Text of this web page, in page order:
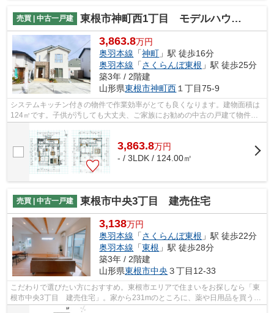
売買 | 中古一戸建 東根市神町西1丁目 モデルハウスNo14
3,863.8万円
奥羽本線 「神町 」駅 徒歩16分
奥羽本線 「さくらんぼ東根 」駅 徒歩25分
築3年 / 2階建
山形県東根市神町西 １丁目75-9
システムキッチン付きの物件で作業効率がとても良くなります。建物面積は
124㎡です。子供が汚しても大丈夫、ご家族にお勧めの中古の戸建て物件で
新しい暮らしを。IHキッチン付きの物件...
3,863.8万円
- / 3LDK / 124.00㎡
売買 | 中古一戸建 東根市中央3丁目 建売住宅
3,138万円
奥羽本線 「さくらんぼ東根 」駅 徒歩22分
奥羽本線 「東根 」駅 徒歩28分
築3年 / 2階建
山形県東根市中央 ３丁目12-33
こだわりで選びたい方におすすめ。東根市エリアで住まいをお探しなら「東
根市中央3丁目 建売住宅」。家から231mのところに、薬や日用品を買うの
に便利なしあわせ調剤薬局があります。...